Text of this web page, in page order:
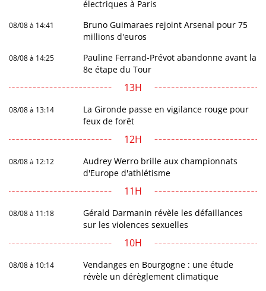
électriques à Paris
08/08 à 14:41
Bruno Guimaraes rejoint Arsenal pour 75
millions d'euros
08/08 à 14:25
Pauline Ferrand-Prévot abandonne avant la
8e étape du Tour
13H
08/08 à 13:14
La Gironde passe en vigilance rouge pour
feux de forêt
12H
08/08 à 12:12
Audrey Werro brille aux championnats
d'Europe d'athlétisme
11H
08/08 à 11:18
Gérald Darmanin révèle les défaillances
sur les violences sexuelles
10H
08/08 à 10:14
Vendanges en Bourgogne : une étude
révèle un dérèglement climatique